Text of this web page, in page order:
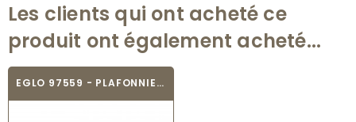
Les clients qui ont acheté ce
produit ont également acheté...
EGLO 97559 - PLAFONNIER TEXTILE - PASTERI-P